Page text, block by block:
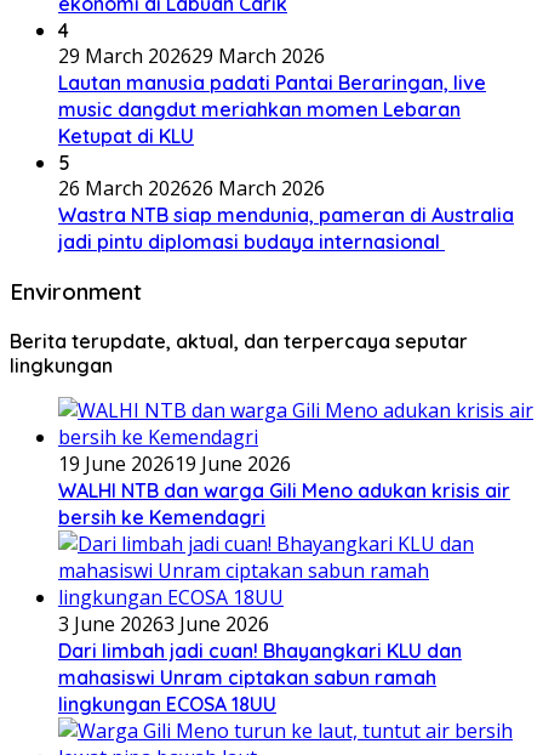
4
29 March 202629 March 2026
Lautan manusia padati Pantai Beraringan, live
music dangdut meriahkan momen Lebaran
Ketupat di KLU
5
26 March 202626 March 2026
Wastra NTB siap mendunia, pameran di Australia
jadi pintu diplomasi budaya internasional
Environment
Berita terupdate, aktual, dan terpercaya seputar
lingkungan
19 June 202619 June 2026
WALHI NTB dan warga Gili Meno adukan krisis air
bersih ke Kemendagri
3 June 20263 June 2026
Dari limbah jadi cuan! Bhayangkari KLU dan
mahasiswi Unram ciptakan sabun ramah
lingkungan ECOSA 18UU